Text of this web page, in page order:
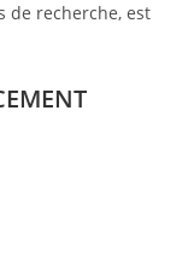
de recherche, est